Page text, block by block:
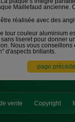
Maillefaud ancienne.
réalisée avec des
tour couleur aluminium
liseret pour donner
Nous vous
d'aspects brillants.
vente Copyright